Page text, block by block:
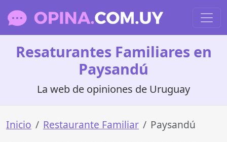
Resaturantes Familiares en
Paysandú
La web de opiniones de Uruguay
Inicio Restaurante Familiar Paysandú